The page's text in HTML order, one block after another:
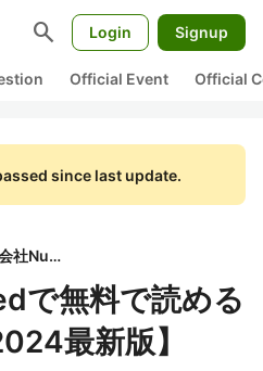
search Login Signup
Official Event Official
since last update.
株式会社Nuco
で無料で読める
最新版】